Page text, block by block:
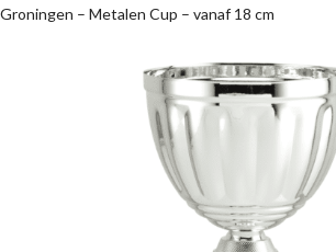
Groningen – Metalen Cup – vanaf 18 cm